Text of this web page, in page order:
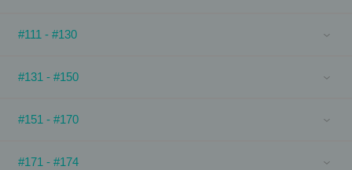
#111 - #130
#131 - #150
#151 - #170
#171 - #174